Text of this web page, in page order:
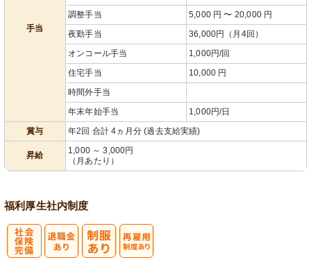
手当
調整手当
5,000 円 〜 20,000 円
夜勤手当
36,000円（月4回）
オンコール手当
1,000円/回
住宅手当
10,000 円
時間外手当
年末年始手当
1,000円/日
賞与
年2回 合計 4ヵ月分 (過去支給実績)
昇給
1,000 ～ 3,000円
（月あたり）
福利厚生社内制度